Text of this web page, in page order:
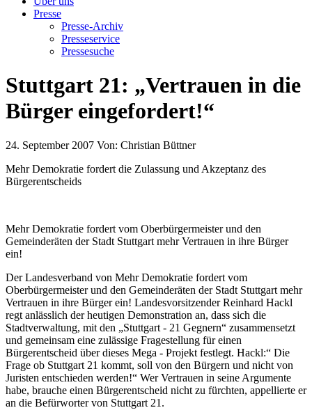
Presse
Presse-Archiv
Presseservice
Pressesuche
Stuttgart 21: „Vertrauen in die
Bürger eingefordert!“
24. September 2007 Von: Christian Büttner
Mehr Demokratie fordert die Zulassung und Akzeptanz des
Bürgerentscheids
Mehr Demokratie fordert vom Oberbürgermeister und den
Gemeinderäten der Stadt Stuttgart mehr Vertrauen in ihre Bürger
ein!
Der Landesverband von Mehr Demokratie fordert vom
Oberbürgermeister und den Gemeinderäten der Stadt Stuttgart mehr
Vertrauen in ihre Bürger ein! Landesvorsitzender Reinhard Hackl
regt anlässlich der heutigen Demonstration an, dass sich die
Stadtverwaltung, mit den „Stuttgart - 21 Gegnern“ zusammensetzt
und gemeinsam eine zulässige Fragestellung für einen
Bürgerentscheid über dieses Mega - Projekt festlegt. Hackl:“ Die
Frage ob Stuttgart 21 kommt, soll von den Bürgern und nicht von
Juristen entschieden werden!“ Wer Vertrauen in seine Argumente
habe, brauche einen Bürgerentscheid nicht zu fürchten, appellierte er
an die Befürworter von Stuttgart 21.